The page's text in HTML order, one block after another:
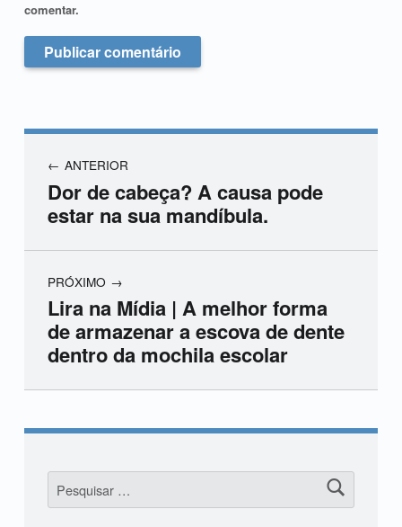
comentar.
ANTERIOR
Dor de cabeça? A causa pode
estar na sua mandíbula.
PRÓXIMO
Lira na Mídia | A melhor forma
de armazenar a escova de dente
dentro da mochila escolar
Skip back to main navigation
Pesquisar por: